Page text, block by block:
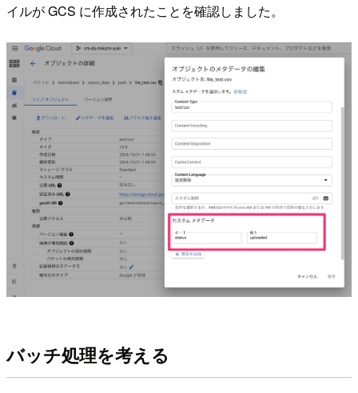
イルが GCS に作成されたことを確認しました。
バッチ処理を考える